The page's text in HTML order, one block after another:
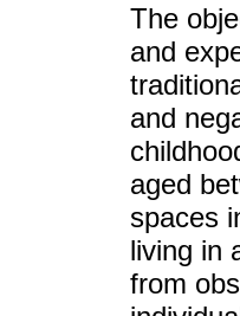
The
and
and
aged
spaces
living in
from